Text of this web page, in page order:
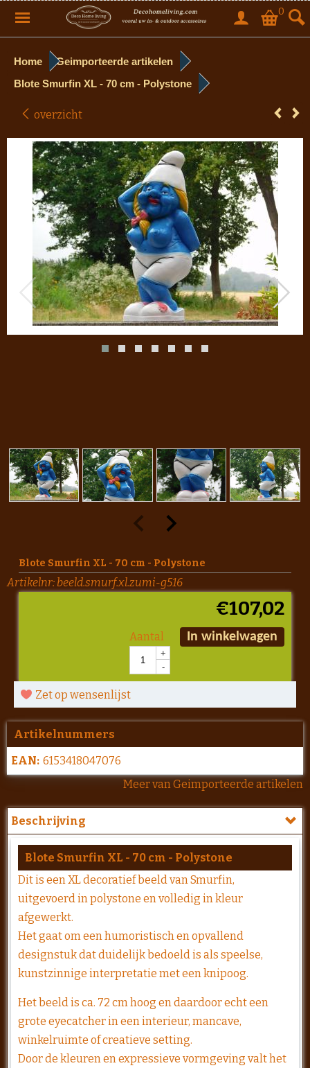
0
Home
Geimporteerde artikelen
Blote Smurfin XL - 70 cm - Polystone
overzicht
Blote Smurfin XL - 70 cm - Polystone
Artikelnr: beeld.smurf.xl.zumi-g516
€107,02
Aantal
+
-
In winkelwagen
Zet op wensenlijst
Artikelnummers
EAN: 6153418047076
Meer van Geimporteerde artikelen
Beschrijving
Blote Smurfin XL - 70 cm - Polystone
Dit is een XL decoratief beeld van Smurfin,
uitgevoerd in polystone en volledig in kleur
afgewerkt.
Het gaat om een humoristisch en opvallend
designstuk dat duidelijk bedoeld is als speelse,
kunstzinnige interpretatie met een knipoog.
Het beeld is ca. 72 cm hoog en daardoor echt een
grote eyecatcher in een interieur, mancave,
winkelruimte of creatieve setting.
Door de kleuren en expressieve vormgeving valt het